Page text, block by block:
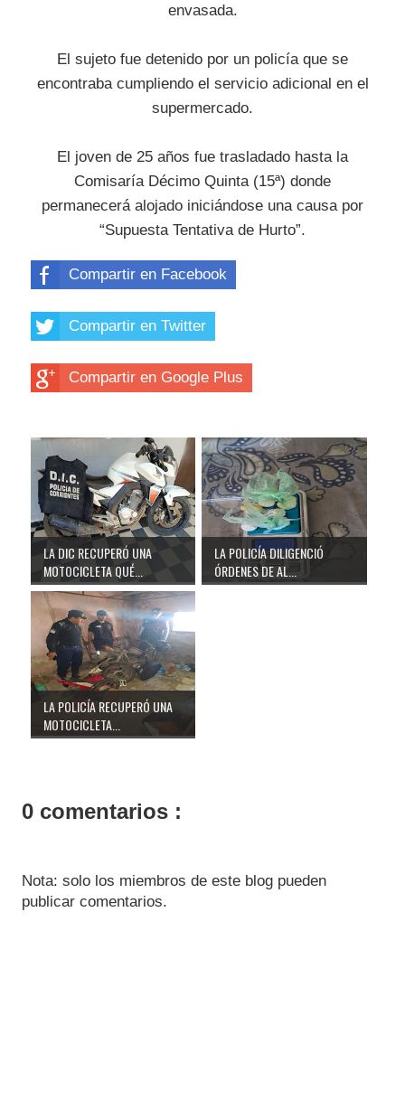
envasada.
El sujeto fue detenido por un policía que se
encontraba cumpliendo el servicio adicional en el
supermercado.
El joven de 25 años fue trasladado hasta la
Comisaría Décimo Quinta (15ª) donde
permanecerá alojado iniciándose una causa por
“Supuesta Tentativa de Hurto”.
Compartir en Facebook
Compartir en Twitter
Compartir en Google Plus
LA DIC RECUPERÓ UNA
MOTOCICLETA QUÉ...
LA POLICÍA DILIGENCIÓ
ÓRDENES DE AL...
LA POLICÍA RECUPERÓ UNA
MOTOCICLETA...
0 comentarios :
Nota: solo los miembros de este blog pueden
publicar comentarios.